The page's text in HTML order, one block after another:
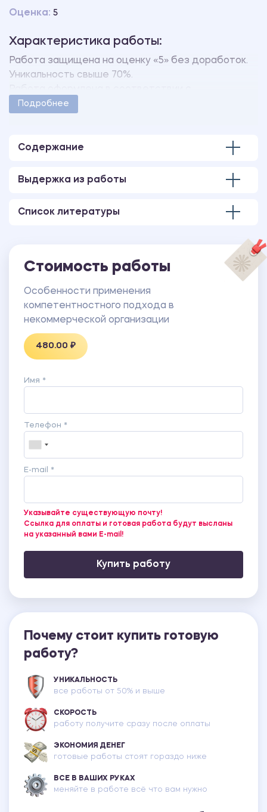
Оценка: 5
Характеристика работы:
Работа защищена на оценку «5» без доработок.
Уникальность свыше 70%.
методическими указаниями учебного заведения.
Подробнее
Содержание
Выдержка из работы
Список литературы
Стоимость работы
Особенности применения
компетентностного подхода в
некоммерческой организации
480.00 ₽
Имя *
Телефон *
E-mail *
Указывайте существующую почту!
Ссылка для оплаты и готовая работа будут высланы
на указанный вами E-mail!
Купить работу
Почему стоит купить готовую
работу?
УНИКАЛЬНОСТЬ
все работы от 50% и выше
СКОРОСТЬ
работу получите сразу после оплаты
ЭКОНОМИЯ ДЕНЕГ
готовые работы стоят гораздо ниже
ВСЕ В ВАШИХ РУКАХ
меняйте в работе всё что вам нужно